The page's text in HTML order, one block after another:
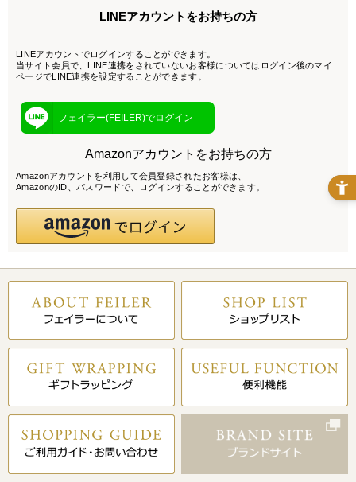
LINEアカウントをお持ちの方
LINEアカウントでログインすることができます。
当サイト会員で、LINE連携をされていないお客様についてはログイン後のマイ
ページでLINE連携を設定することができます。
フェイラー(FEILER)でログイン
Amazonアカウントをお持ちの方
Amazonアカウントを利用して会員登録されたお客様は、
AmazonのID、パスワードで、ログインすることができます。